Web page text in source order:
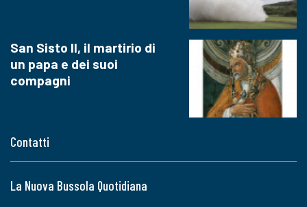
Contatti
La Nuova Bussola Quotidiana
San Sisto II, il martirio di
un papa e dei suoi
compagni